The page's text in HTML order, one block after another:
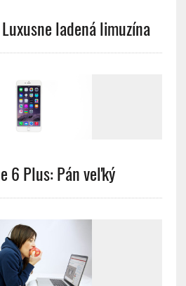
ladená limuzína
6 Plus: Pán veľký